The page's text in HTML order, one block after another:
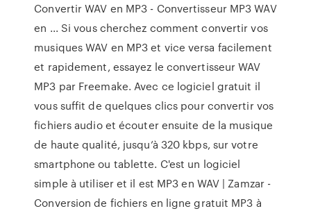
Convertir WAV en MP3 - Convertisseur MP3 WAV
en ... Si vous cherchez comment convertir vos
musiques WAV en MP3 et vice versa facilement
et rapidement, essayez le convertisseur WAV
MP3 par Freemake. Avec ce logiciel gratuit il
vous suffit de quelques clics pour convertir vos
fichiers audio et écouter ensuite de la musique
de haute qualité, jusqu’à 320 kbps, sur votre
smartphone ou tablette. C'est un logiciel
simple à utiliser et il est MP3 en WAV | Zamzar -
Conversion de fichiers en ligne gratuit MP3 à